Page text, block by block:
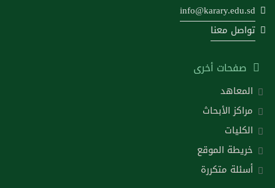
info@karary.edu.sd
تواصل معنا
صفحات أخرى
المعاهد
مراكز الأبحاث
الكليات
خريطة الموقع
أسئلة متكررة